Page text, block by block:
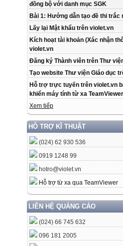
đồng bộ với danh mục SGK
Bài 1: Hướng dẫn tạo đề thi
Lấy lại Mật khẩu trên violet.vn
Kích hoạt tài khoản (Xác nhận
violet.vn
Đăng ký Thành viên trên Thư
Tạo website Thư viện Giáo dục
Hỗ trợ trực tuyến trên violet.vn
khiển máy tính từ xa TeamViewer
Xem tiếp
HỖ TRỢ KĨ THUẬT
(024) 62 930 536
0919 1248 99
hotro@violet.vn
Hỗ trợ từ xa qua TeamViewer
LIÊN HỆ QUẢNG CÁO
(024) 66 745 632
096 181 2005